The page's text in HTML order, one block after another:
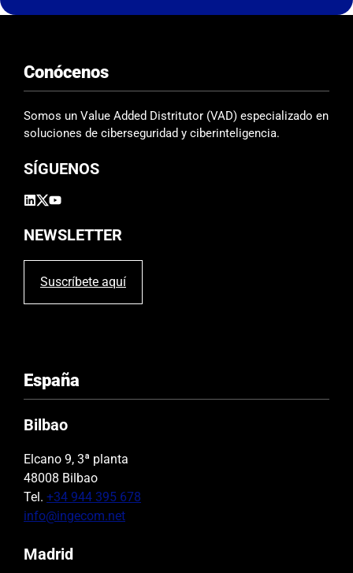
s
c
a
m
p
v
c
o
.
Conócenos
Somos un Value Added Distritutor (VAD) especializado en
soluciones de ciberseguridad y ciberinteligencia.
SÍGUENOS
NEWSLETTER
Suscríbete aquí
España
Bilbao
Elcano 9, 3ª planta
48008 Bilbao
Tel. +34 944 395 678
info@ingecom.net
Madrid